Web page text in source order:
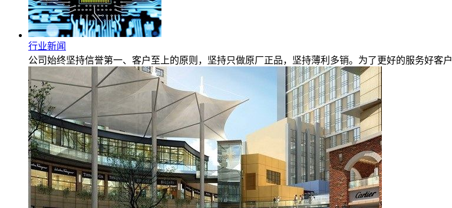
行业新闻
公司始终坚持信誉第一、客户至上的原则，坚持只做原厂正品，坚持薄利多销。为了更好的服务好客户